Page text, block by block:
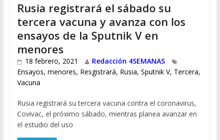
Rusia registrará el sábado su
tercera vacuna y avanza con los
ensayos de la Sputnik V en
menores
18 febrero, 2021
Redacción 4SEMANAS
Ensayos, menores, Resgistrará, Rusia, Sputnik V, Tercera,
Vacuna
Rusia registrará su tercera vacuna contra el coronavirus,
Covivac, el próximo sábado, mientras planea avanzar en
el estudio del uso